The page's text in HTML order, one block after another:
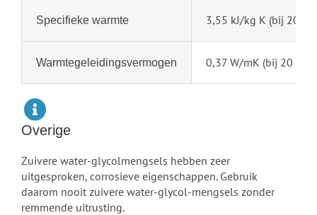
Specifieke warmte 3,55 kJ/kg K (bij 20 °C)
Warmtegeleidingsvermogen 0,37 W/mK (bij 20 °C)
Overige
Zuivere water-glycolmengsels hebben zeer
uitgesproken, corrosieve eigenschappen. Gebruik
daarom nooit zuivere water-glycol-mengsels zonder
remmende uitrusting.